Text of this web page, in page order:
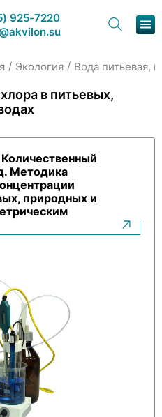
925-7220
/ Экология / Вода питьевая,
в питьевых,
Методика
природных и